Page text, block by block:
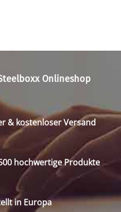
Onlineshop
& kostenloser Versand
hochwertige Produkte
in Europa